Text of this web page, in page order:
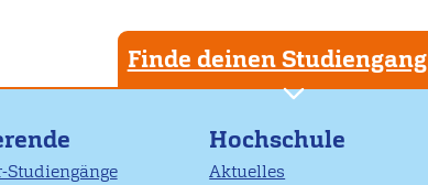
Finde deinen Studiengang
Studiengänge
Hochschule
Aktuelles